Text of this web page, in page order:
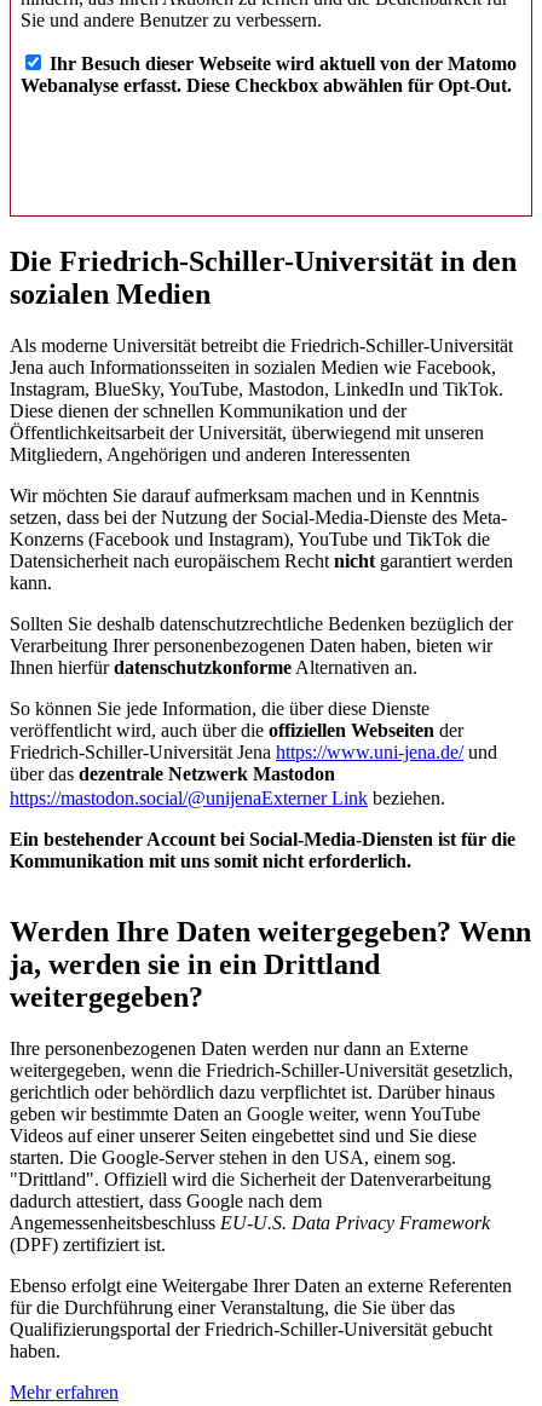
Die Friedrich-Schiller-Universität in den
sozialen Medien
Als moderne Universität betreibt die Friedrich-Schiller-Universität
Jena auch Informationsseiten in sozialen Medien wie Facebook,
Instagram, BlueSky, YouTube, Mastodon, LinkedIn und TikTok.
Diese dienen der schnellen Kommunikation und der
Öffentlichkeitsarbeit der Universität, überwiegend mit unseren
Mitgliedern, Angehörigen und anderen Interessenten
Wir möchten Sie darauf aufmerksam machen und in Kenntnis
setzen, dass bei der Nutzung der Social-Media-Dienste des Meta-
Konzerns (Facebook und Instagram), YouTube und TikTok die
Datensicherheit nach europäischem Recht nicht garantiert werden
kann.
Sollten Sie deshalb datenschutzrechtliche Bedenken bezüglich der
Verarbeitung Ihrer personenbezogenen Daten haben, bieten wir
Ihnen hierfürdatenschutzkonforme Alternativen an.
So können Sie jede Information, die über diese Dienste
veröffentlicht wird, auch über die offiziellen Webseiten der
Friedrich-Schiller-Universität Jena https://www.uni-jena.de/und
über das dezentrale Netzwerk Mastodon
https://mastodon.social/@unijenaExterner Link beziehen.
Ein bestehender Account bei Social-Media-Diensten ist für die
Kommunikation mit uns somit nicht erforderlich.
Werden Ihre Daten weitergegeben? Wenn
ja, werden sie in ein Drittland
weitergegeben?
Ihre personenbezogenen Daten werden nur dann an Externe
weitergegeben, wenn die Friedrich-Schiller-Universität gesetzlich,
gerichtlich oder behördlich dazu verpflichtet ist. Darüber hinaus
geben wir bestimmte Daten an Google weiter, wenn YouTube
Videos auf einer unserer Seiten eingebettet sind und Sie diese
starten. Die Google-Server stehen in den USA, einem sog.
"Drittland". Offiziell wird die Sicherheit der Datenverarbeitung
dadurch attestiert, dass Google nach dem
Angemessenheitsbeschluss EU-U.S. Data Privacy Framework
(DPF) zertifiziert ist.
Ebenso erfolgt eine Weitergabe Ihrer Daten an externe Referenten
für die Durchführung einer Veranstaltung, die Sie über das
Qualifizierungsportal der Friedrich-Schiller-Universität gebucht
haben.
Mehr erfahren